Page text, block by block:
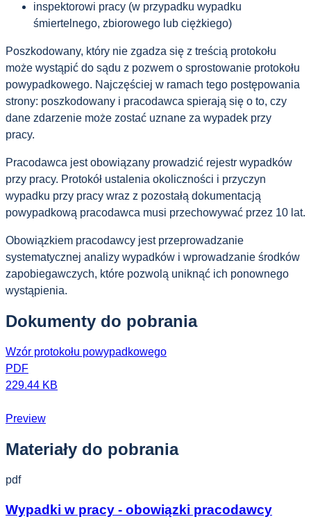
inspektorowi pracy (w przypadku wypadku
śmiertelnego, zbiorowego lub ciężkiego)
Poszkodowany, który nie zgadza się z treścią protokołu
może wystąpić do sądu z pozwem o sprostowanie protokołu
powypadkowego. Najczęściej w ramach tego postępowania
strony: poszkodowany i pracodawca spierają się o to, czy
dane zdarzenie może zostać uznane za wypadek przy
pracy.
Pracodawca jest obowiązany prowadzić rejestr wypadków
przy pracy. Protokół ustalenia okoliczności i przyczyn
wypadku przy pracy wraz z pozostałą dokumentacją
powypadkową pracodawca musi przechowywać przez 10 lat.
Obowiązkiem pracodawcy jest przeprowadzanie
systematycznej analizy wypadków i wprowadzanie środków
zapobiegawczych, które pozwolą uniknąć ich ponownego
wystąpienia.
Dokumenty do pobrania
Wzór protokołu powypadkowego
PDF
229.44 KB
Preview
Materiały do pobrania
pdf
Wypadki w pracy - obowiązki pracodawcy